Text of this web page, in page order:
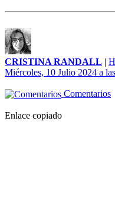
CRISTINA RANDALL |
Miércoles, 10 Julio 2024 a
Comentarios
Enlace copiado